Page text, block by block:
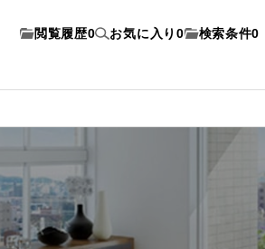
閲覧履歴0 お気に入り 0 検索条件0